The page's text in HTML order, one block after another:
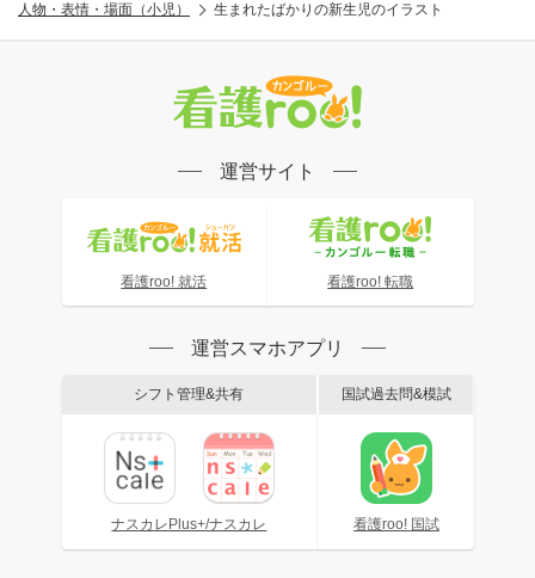
人物・表情・場面（小児）
生まれたばかりの新生児のイラスト
運営サイト
看護roo! 就活 看護roo! 転職
運営スマホアプリ
シフト管理&共有
ナスカレPlus+/ナスカレ
国試過去問&模試
看護roo! 国試